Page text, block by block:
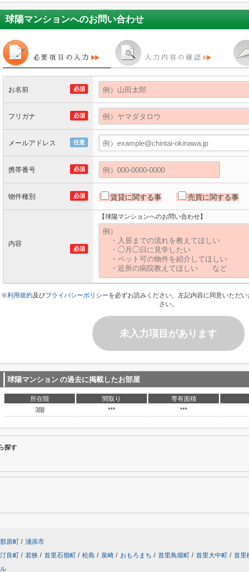
球陽マンションへのお問い合わせ
必須
お名前
必須
フリガナ
任意
メールアドレス
必須
携帯番号
必須
物件種別 賃貸に関する事 売買に関する事
必須
内容
【球陽マンションへのお問い合わせ】
※利用規約及びプライバシーポリシーを必ずお読みください。左記内容に同意いただ
さい。
未入力項目があります
球陽マンションの過去に掲載したお部屋
所在階 間取り 専有面積
3階
*** ***
探す
原町 / 浦添市
良町 / 若狭 / 首里石嶺町 / 松島 / 泉崎 / おもろまち / 首里鳥堀町 / 首里大中町 / 首里